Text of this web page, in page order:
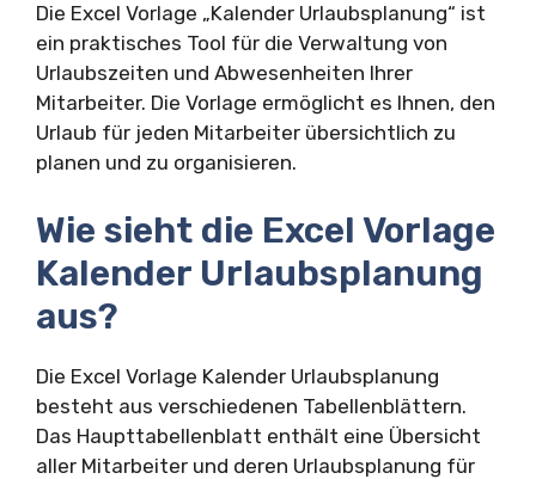
Die Excel Vorlage „Kalender Urlaubsplanung“ ist
ein praktisches Tool für die Verwaltung von
Urlaubszeiten und Abwesenheiten Ihrer
Mitarbeiter. Die Vorlage ermöglicht es Ihnen, den
Urlaub für jeden Mitarbeiter übersichtlich zu
planen und zu organisieren.
Wie sieht die Excel Vorlage
Kalender Urlaubsplanung
aus?
Die Excel Vorlage Kalender Urlaubsplanung
besteht aus verschiedenen Tabellenblättern.
Das Haupttabellenblatt enthält eine Übersicht
aller Mitarbeiter und deren Urlaubsplanung für